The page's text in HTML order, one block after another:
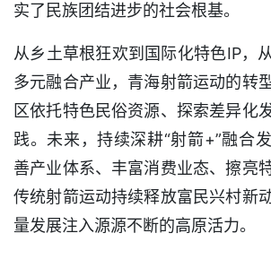
实了民族团结进步的社会根基。
从乡土草根狂欢到国际化特色IP，
多元融合产业，青海射箭运动的转
区依托特色民俗资源、探索差异化
践。未来，持续深耕“射箭+”融合
善产业体系、丰富消费业态、擦亮
传统射箭运动持续释放富民兴村新
量发展注入源源不断的高原活力。